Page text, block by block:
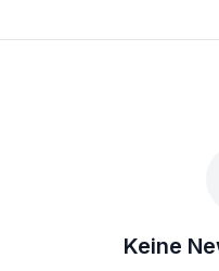
Keine